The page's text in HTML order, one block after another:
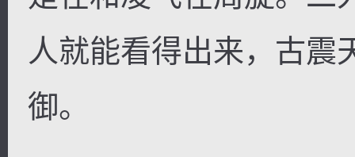
人就能看得出来，古震
御。